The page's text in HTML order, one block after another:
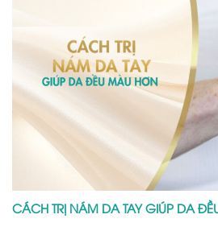
CÁCH TRỊ NÁM DA TAY GIÚP DA